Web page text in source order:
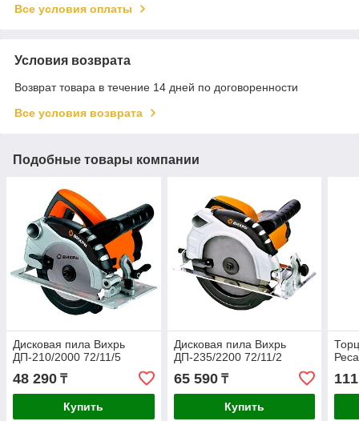
Все условия оплаты
Условия возврата
Возврат товара в течение 14 дней по договоренности
Все условия возврата
Подобные товары компании
Дисковая пила Вихрь
ДП-210/2000 72/11/5
48 290 ₸
Купить
Дисковая пила Вихрь
ДП-235/2200 72/11/2
65 590₸
Купить